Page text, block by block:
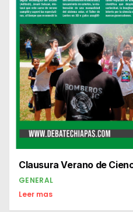
Clausura Verano de
GENERAL
Leer mas